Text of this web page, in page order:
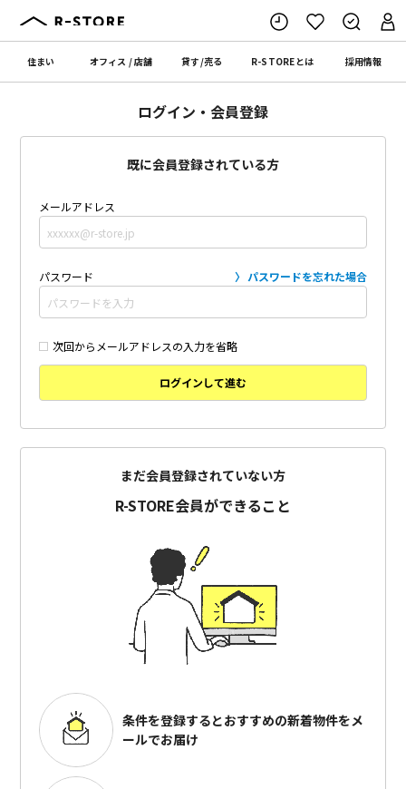
住まい オフィス /店舗 貸す/売る R-STOREとは 採用情報
ログイン・会員登録
既に会員登録されている方
メールアドレス
パスワード パスワードを忘れた場合
次回からメールアドレスの入力を省略
ログインして進む
まだ会員登録されていない方
R-STORE会員ができること
条件を登録するとおすすめの新着物件をメ
ールでお届け